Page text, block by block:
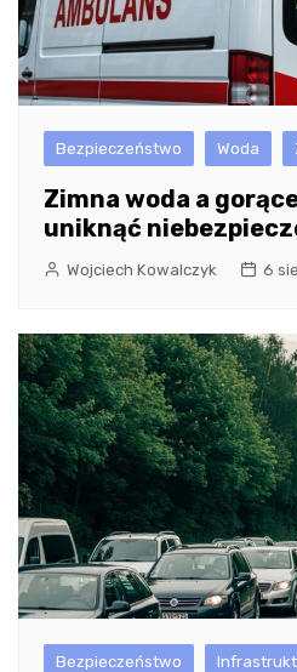
Bezpieczeństwo Woda
Zimna woda a
uniknąć
Wojciech Kowalczyk 6
Bezpieczeństwo